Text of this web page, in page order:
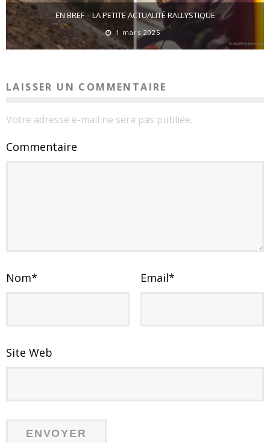
EN BREF – LA PETITE ACTUALITÉ RALLYSTIQUE
1 mars 2025
LAISSER UN COMMENTAIRE
Votre adresse e-mail ne sera pas publiée.
Commentaire
Nom* Email*
Site Web